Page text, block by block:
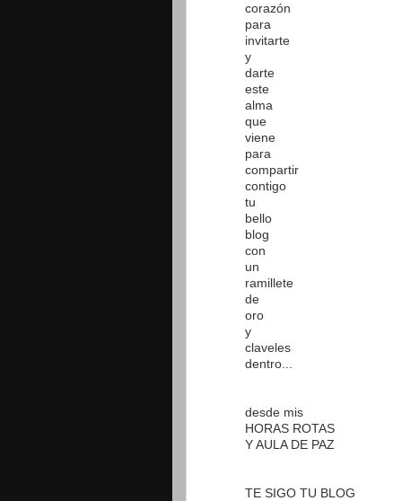
corazón
para
invitarte
y
darte
este
alma
que
viene
para
compartir
contigo
tu
bello
blog
con
un
ramillete
de
oro
y
claveles
dentro...
desde mis
HORAS ROTAS
Y AULA DE PAZ
TE SIGO TU BLOG